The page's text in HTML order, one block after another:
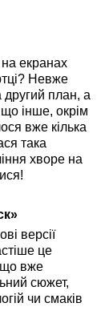
екранах
Невже
другий план, а
інше, окрім
вже кілька
така
хворе на
версії
це
що вже
сюжет,
чи смаків